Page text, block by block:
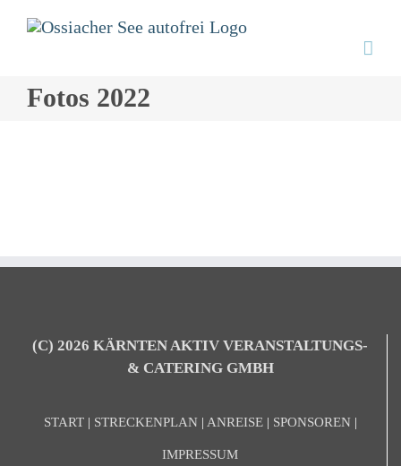
Zum
Fotos 2022
(C) 2026 KÄRNTEN AKTIV VERANSTALTUNGS-
& CATERING GMBH
START| STRECKENPLAN| ANREISE| SPONSOREN|
IMPRESSUM